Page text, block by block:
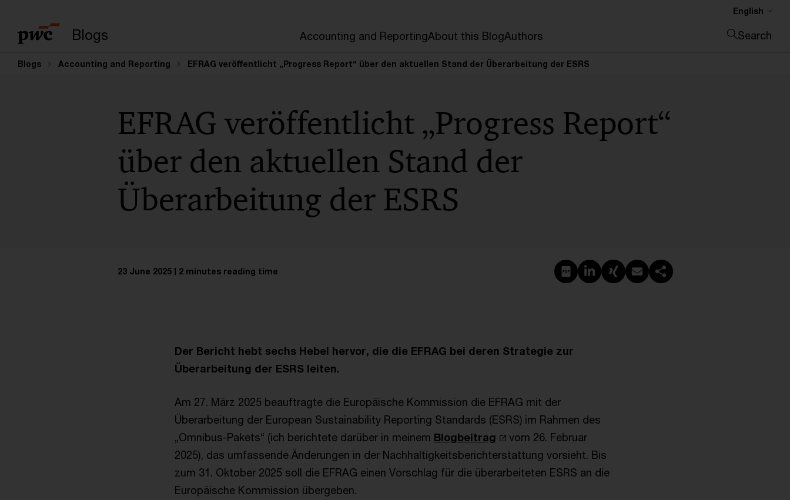
Blogs Accounting and ReportingAbout this BlogAuthors
English
Search
Close search
Blogs Accounting and Reporting EFRAG veröffentlicht „Progress Report“ über den aktuellen Stand der Überarbeitung der ESRS
EFRAG veröffentlicht „Progress Report“
über den aktuellen Stand der
Überarbeitung der ESRS
23 June 2025 2 minutes reading time Create PDF
Share on LinkedIn
Share on Xing
Share via email
Copy link
Der Bericht hebt sechs Hebel hervor, die die EFRAG bei deren Strategie zur
Überarbeitung der ESRS leiten.
Am 27. März 2025 beauftragte die Europäische Kommission die EFRAG mit der
Überarbeitung der European Sustainability Reporting Standards (ESRS) im Rahmen des
„Omnibus-Pakets“ (ich berichtete darüber in meinem Blogbeitrag
vom 26. Februar
2025), das umfassende Änderungen in der Nachhaltigkeitsberichterstattung vorsieht. Bis
zum 31. Oktober 2025 soll die EFRAG einen Vorschlag für die überarbeiteten ESRS an die
Europäische Kommission übergeben.